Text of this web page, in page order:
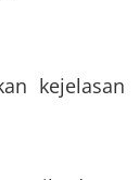
kejelasan